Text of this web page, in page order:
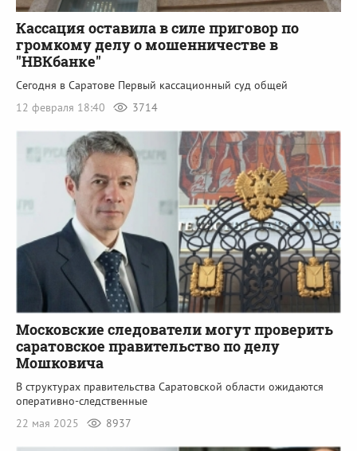
Кассация оставила в силе приговор по
громкому делу о мошенничестве в
"НВКбанке"
Сегодня в Саратове Первый кассационный суд общей
12 февраля 18:40
3714
Московские следователи могут проверить
саратовское правительство по делу
Мошковича
В структурах правительства Саратовской области ожидаются
оперативно-следственные
22 мая 2025
8937